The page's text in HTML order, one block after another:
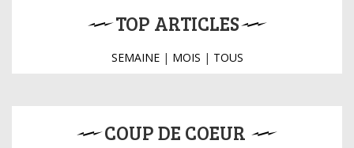
TOP ARTICLES
SEMAINE| MOIS | TOUS
COUP DE COEUR